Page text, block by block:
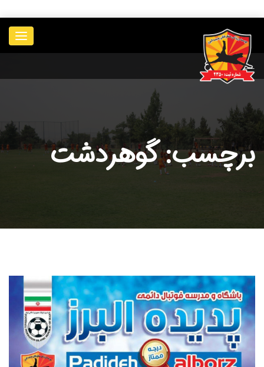
____________
برچسب: گوهردشت